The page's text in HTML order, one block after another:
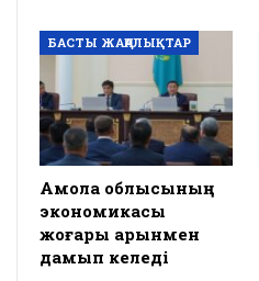
БАСТЫ ЖАҢАЛЫҚТАР
Ақмола облысының
экономикасы
жоғары қарқынмен
дамып келеді